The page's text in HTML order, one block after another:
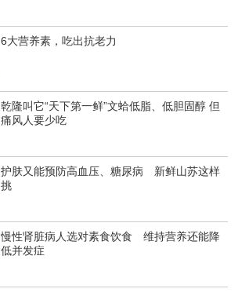
6大营养素，吃出抗老力
乾隆叫它“天下第一鲜”文蛤低脂、低胆固醇 但
痛风人要少吃
护肤又能预防高血压、糖尿病 新鲜山苏这样
挑
慢性肾脏病人选对素食饮食 维持营养还能降
低并发症